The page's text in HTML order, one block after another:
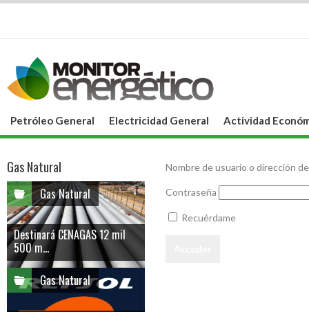
Petróleo General Electricidad General Actividad
Nombre de usuario o dirección
Contraseña
Recuérdame
Gas Natural
Gas Natural
Destinará CENAGAS 12 mil
500 m...
Gas Natural